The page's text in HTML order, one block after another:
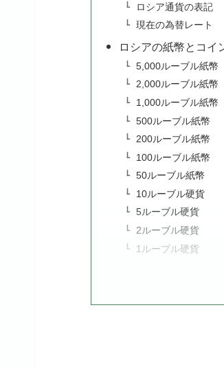
ロシア通貨の表記
現在の為替レート
ロシアの紙幣とコイ
5,000ルーブル紙幣
2,000ルーブル紙幣
1,000ルーブル紙幣
500ルーブル紙幣
200ルーブル紙幣
100ルーブル紙幣
50ルーブル紙幣
10ルーブル硬貨
5ルーブル硬貨
2ルーブル硬貨
1ルーブル硬貨